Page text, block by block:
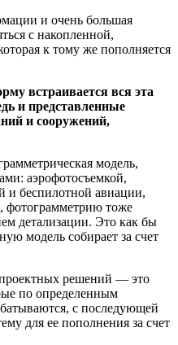
и очень большая
с накопленной,
к тому же пополняется
встраивается вся эта
и представленные
и сооружений,
модель,
аэрофотосъемкой,
и беспилотной авиации,
фотограмметрию тоже
детализации. Это как бы
модель собирает за счет
проектных решений — это
по определенным
с последующей
для ее пополнения за счет